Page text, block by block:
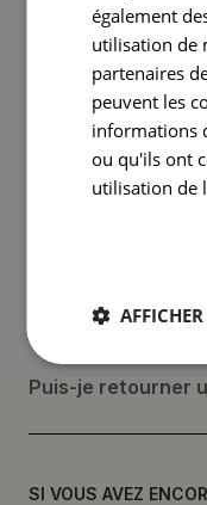
Quel est le coût
Que faire si le
Puis-je retourner
SI VOUS AVEZ
également
utilisation de
partenaires
peuvent les
informations
ou qu'ils ont
utilisation de